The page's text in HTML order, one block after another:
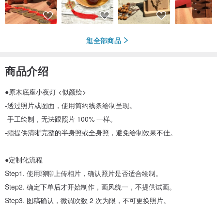
逛全部商品
商品介绍
●原木底座小夜灯 <似颜绘>
-透过照片或图面，使用简约线条绘制呈现。
-手工绘制，无法跟照片 100% 一样。
-须提供清晰完整的半身照或全身照，避免绘制效果不佳。
●定制化流程
Step1. 使用聊聊上传相片，确认照片是否适合绘制。
Step2. 确定下单后才开始制作，画风统一，不提供试画。
Step3. 图稿确认，微调次数 2 次为限，不可更换照片。